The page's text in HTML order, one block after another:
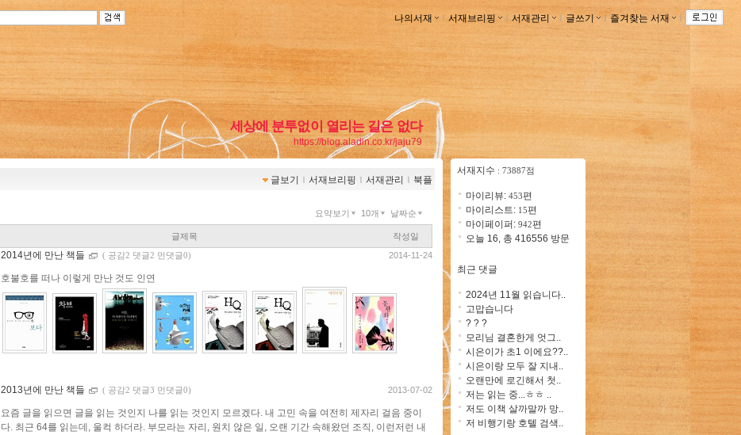
나의서재 ｌ서재브리핑 ｌ 서재관리 ｌ 글쓰기 ｌ 즐겨찾는 서재 ｌ
세상에 분투없이 열리는 길은 없다
https://blog.aladin.co.kr/jaju79
글보기 ｌ 서재브리핑 ｌ 서재관리 ｌ 북플
요약보기 10개 날짜순
글제목 작성일
2014년에 만난 책들 ( 공감2 댓글2 먼댓글0) 2014-11-24
호불호를 떠나 이렇게 만난 것도 인연
2013년에 만난 책들 ( 공감2 댓글3 먼댓글0) 2013-07-02
요즘 글을 읽으면 글을 읽는 것인지 나를 읽는 것인지 모르겠다. 내 고민 속을 여전히 제자리 걸음 중이
다. 최근 64를 읽는데, 울컥 하더라. 부모라는 자리, 원치 않은 일, 오랜 기간 속해왔던 조직, 이런저런 내
서재지수 : 73887점
마이리뷰: 453편
마이리스트: 15편
마이페이퍼: 942편
오늘 16, 총 416556 방문
최근 댓글
2024년 11월 읽습니다..
고맙습니다
? ? ?
모리님 결혼한게 엇그..
시은이가 초1 이에요??..
시은이랑 모두 잘 지내..
오랜만에 로긴해서 첫..
저는 읽는 중...ㅎㅎ ..
저도 이책 살까말까 망..
저 비행기랑 호텔 검색..